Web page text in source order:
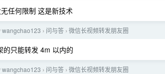
任何限制 这是新技术
wangchao123 › 问与答 › 微信长视频转发朋友圈
的只能转发 4m 以内的
wangchao123 › 问与答 › 微信长视频转发朋友圈